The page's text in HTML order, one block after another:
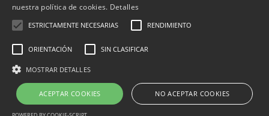
Per Tàrrega Televisió 18, octubre, 2025 - 12:26
Correu electrònic:info@tarrega.tv
© 2025 AUDIOVISUALS TÀRREGA S.L. Tots els drets reservats.
Portal Web desenvolupat per CompsaOnline S.L.
nuestra política de cookies. Detalles
ESTRICTAMENTE NECESARIAS RENDIMIENTO
ORIENTACIÓN SIN CLASIFICAR
MOSTRAR DETALLES
ACEPTAR COOKIES NO ACEPTAR COOKIES